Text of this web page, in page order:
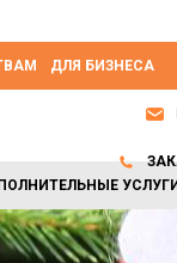
ДЛЯ БИЗНЕСА
УСЛУГИ